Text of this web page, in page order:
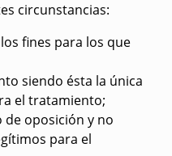
circunstancias:
fines para los que
siendo ésta la única
el tratamiento;
de oposición y no
para el